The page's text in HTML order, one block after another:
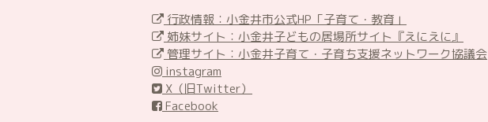
行政情報：小金井市公式HP「子育て・教育」
姉妹サイト：小金井子どもの居場所サイト『えにえに』
管理サイト：小金井子育て・子育ち支援ネットワーク協議会
instagram
X（旧Twitter）
Facebook